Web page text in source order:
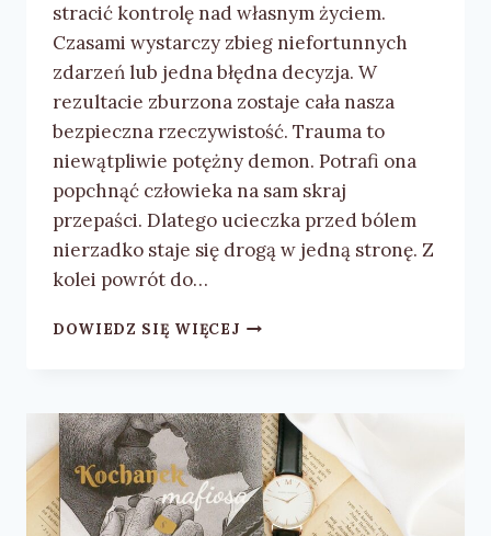
stracić kontrolę nad własnym życiem.
Czasami wystarczy zbieg niefortunnych
zdarzeń lub jedna błędna decyzja. W
rezultacie zburzona zostaje cała nasza
bezpieczna rzeczywistość. Trauma to
niewątpliwie potężny demon. Potrafi ona
popchnąć człowieka na sam skraj
przepaści. Dlatego ucieczka przed bólem
nierzadko staje się drogą w jedną stronę. Z
kolei powrót do…
DOWIEDZ SIĘ WIĘCEJAGNIESZKA
–
RECENZJA